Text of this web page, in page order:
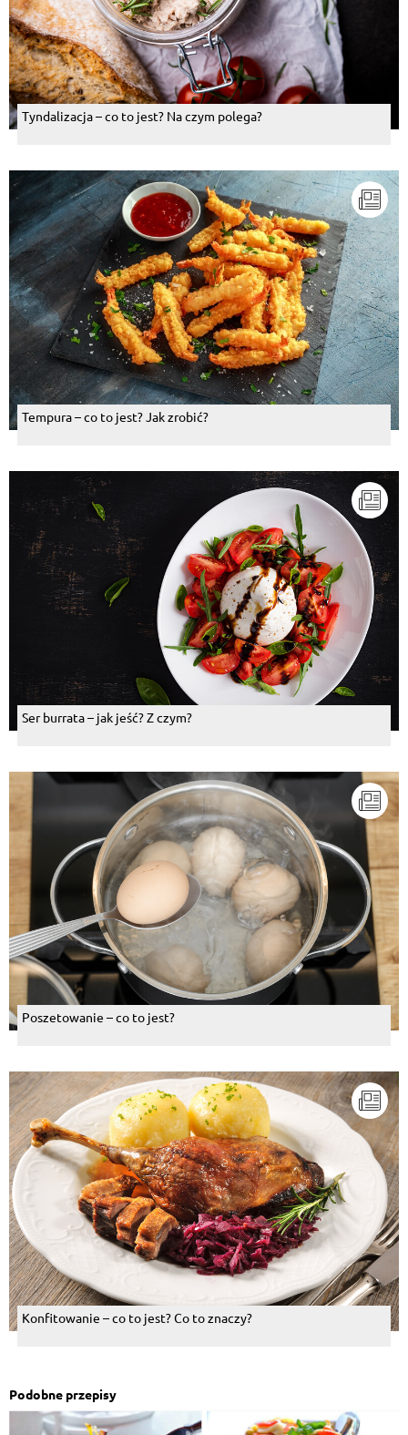
Tyndalizacja – co to jest? Na czym polega?
Tempura – co to jest? Jak zrobić?
Ser burrata – jak jeść? Z czym?
Poszetowanie – co to jest?
Konfitowanie – co to jest? Co to znaczy?
Podobne przepisy